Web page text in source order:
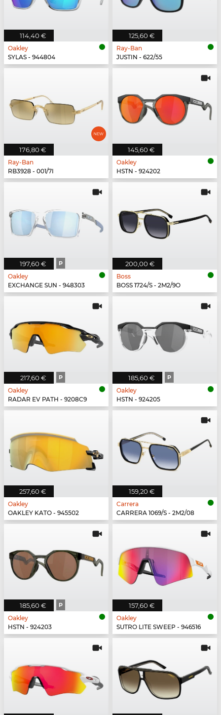
114,40 €
Oakley
SYLAS - 944804
125,60 €
Ray-Ban
JUSTIN - 622/55
176,80 €
Ray-Ban
RB3928 - 001/7I
145,60 €
Oakley
HSTN - 924202
197,60 € P
Oakley
EXCHANGE SUN - 948303
200,00 €
Boss
BOSS 1724/S - 2M2/9O
217,60 € P
Oakley
RADAR EV PATH - 9208C9
185,60 € P
Oakley
HSTN - 924205
257,60 €
Oakley
OAKLEY KATO - 945502
159,20 €
Carrera
CARRERA 1069/S - 2M2/08
185,60 € P
Oakley
HSTN - 924203
157,60 €
Oakley
SUTRO LITE SWEEP - 946516